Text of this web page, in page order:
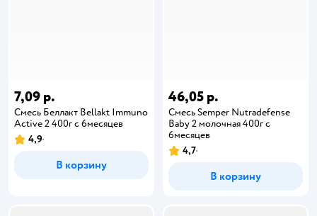
7,09 р.
Смесь Беллакт Bellakt Immuno
Active 2 400г с 6месяцев
4,9
В корзину
46,05 р.
Смесь Semper Nutradefense
Baby 2 молочная 400г с
6месяцев
4,7
В корзину